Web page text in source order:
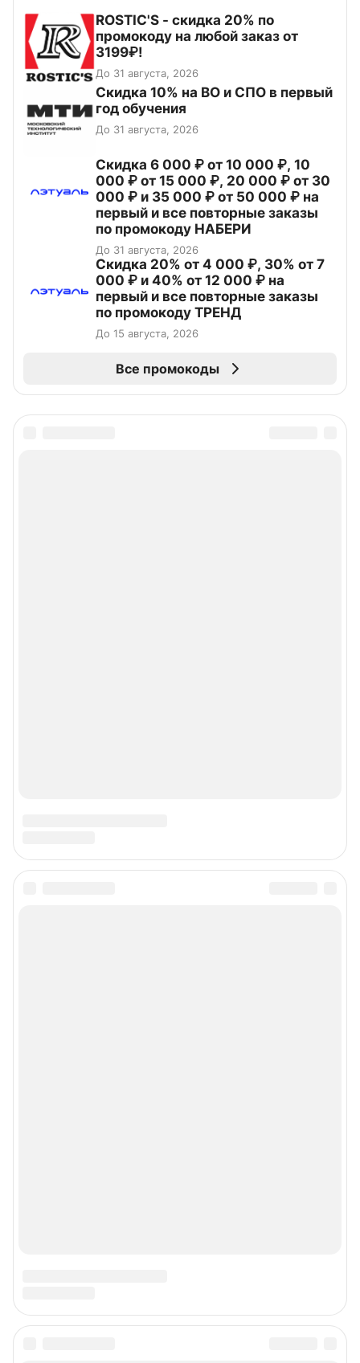
ROSTIC'S - скидка 20% по
промокоду на любой заказ от
3199₽!
До 31 августа, 2026
Скидка 10% на ВО и СПО в первый
год обучения
До 31 августа, 2026
Скидка 6 000 ₽ от 10 000 ₽, 10
000 ₽ от 15 000 ₽, 20 000 ₽ от 30
000 ₽ и 35 000 ₽ от 50 000 ₽ на
первый и все повторные заказы
по промокоду НАБЕРИ
До 31 августа, 2026
Скидка 20% от 4 000 ₽, 30% от 7
000 ₽ и 40% от 12 000 ₽ на
первый и все повторные заказы
по промокоду ТРЕНД
До 15 августа, 2026
Все промокоды